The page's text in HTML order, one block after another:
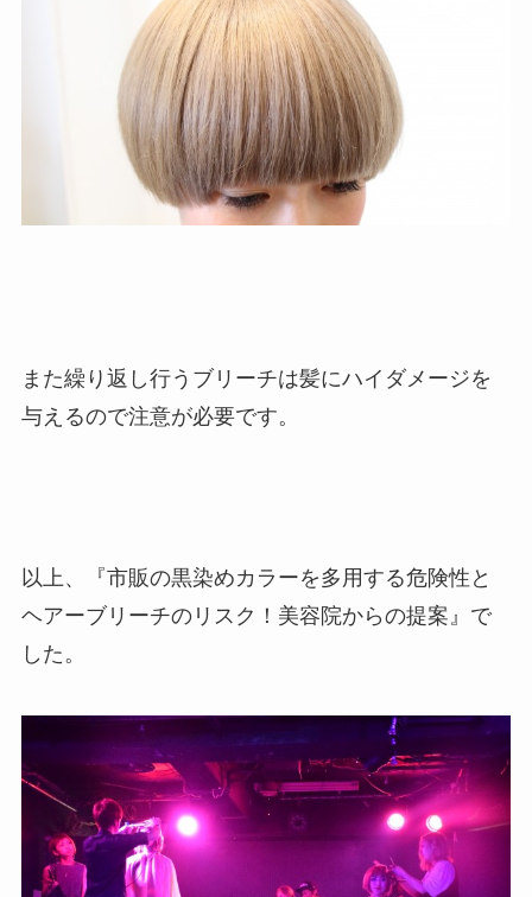
また繰り返し行うブリーチは髪にハイダメージを
与えるので注意が必要です。
以上、『市販の黒染めカラーを多用する危険性と
ヘアーブリーチのリスク！美容院からの提案』で
した。